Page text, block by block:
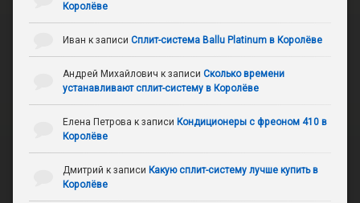
Королёве
Иван к записи Сплит-система Ballu Platinum в Королёве
Андрей Михайлович к записи Сколько времени
устанавливают сплит-систему в Королёве
Елена Петрова к записи Кондиционеры с фреоном 410 в
Королёве
Дмитрий к записи Какую сплит-систему лучше купить в
Королёве